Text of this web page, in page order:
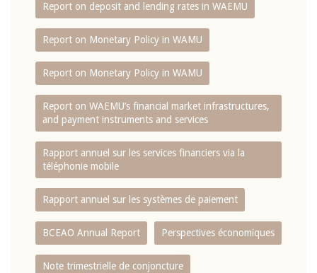
Report on deposit and lending rates in WAEMU
Report on Monetary Policy in WAMU
Report on Monetary Policy in WAMU
Report on WAEMU’s financial market infrastructures,
and payment instruments and services
Rapport annuel sur les services financiers via la
téléphonie mobile
Rapport annuel sur les systèmes de paiement
BCEAO Annual Report Perspectives économiques
Note trimestrielle de conjoncture